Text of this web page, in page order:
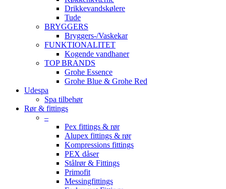
Drikkevandskølere
Tude
BRYGGERS
Bryggers-/Vaskekar
FUNKTIONALITET
Kogende vandhaner
TOP BRANDS
Grohe Essence
Grohe Blue & Grohe Red
Udespa
Spa tilbehør
Rør & fittings
–
Pex fittings & rør
Alupex fittings & rør
Kompressions fittings
PEX dåser
Stålrør & Fittings
Primofit
Messingfittings